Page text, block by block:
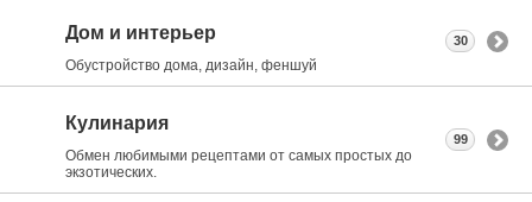
Дом и интерьер
Обустройство дома, дизайн, феншуй
30
Кулинария
Обмен любимыми рецептами от самых простых до
экзотических.
99